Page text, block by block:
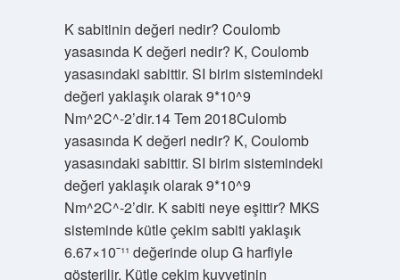
K sabitinin değeri nedir? Coulomb
yasasında K değeri nedir? K, Coulomb
yasasındaki sabittir. SI birim sistemindeki
değeri yaklaşık olarak 9*10^9
Nm^2C^-2’dir.14 Tem 2018Culomb
yasasında K değeri nedir? K, Coulomb
yasasındaki sabittir. SI birim sistemindeki
değeri yaklaşık olarak 9*10^9
Nm^2C^-2’dir. K sabiti neye eşittir? MKS
sisteminde kütle çekim sabiti yaklaşık
6.67×10ˉ¹¹ değerinde olup G harfiyle
gösterilir. Kütle çekim kuvvetinin